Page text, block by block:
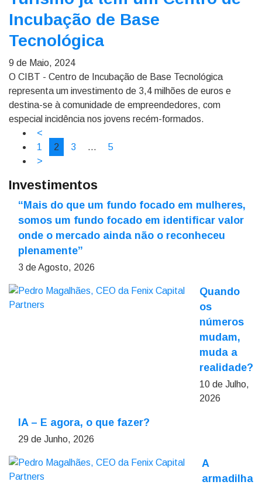
Incubação de Base
Tecnológica
9 de Maio, 2024
O CIBT - Centro de Incubação de Base Tecnológica
representa um investimento de 3,4 milhões de euros e
destina-se à comunidade de empreendedores, com
especial incidência nos jovens recém-formados.
<
1
2 3 …
5
>
Investimentos
“Mais do que um fundo focado em mulheres,
somos um fundo focado em identificar valor
onde o mercado ainda não o reconheceu
plenamente”
3 de Agosto, 2026
Quando
os
números
mudam,
muda a
realidade?
10 de Julho,
2026
IA – E agora, o que fazer?
29 de Junho, 2026
A
armadilha